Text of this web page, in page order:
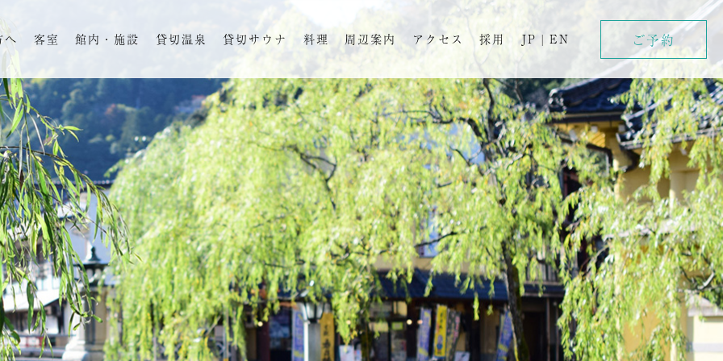
へ 客室 館内・施設 貸切温泉 貸切サウナ 料理 周辺案内 アクセス 採用 JP | EN ご予約